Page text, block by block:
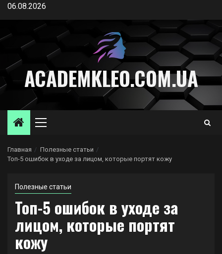
Перейти
содержимому
06.08.2026
ACADEMKLEO.COM.UA
Основное
Главная
Полезные статьи
Топ-5 ошибок в уходе за лицом, которые портят кожу
Полезные статьи
Топ-5 ошибок в уходе за
лицом, которые портят
кожу